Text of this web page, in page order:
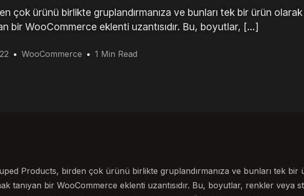
çok ürünü birlikte gruplandırmanıza ve bunları tek bir ürün olarak
bir WooCommerce eklenti uzantısıdır. Bu, boyutlar, […]
WooCommerce 1 Min Read
Products, birden çok ürünü birlikte gruplandırmanıza ve bunları tek bir
tanıyan bir WooCommerce eklenti uzantısıdır. Bu, boyutlar, renkler veya